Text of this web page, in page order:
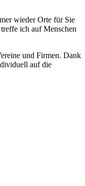
wieder Orte für Sie
ich auf Menschen
und Firmen. Dank
auf die